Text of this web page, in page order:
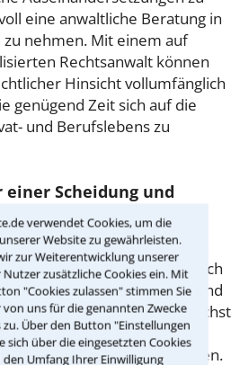
verwendet Cookies, um die
Website zu gewährleisten.
zur Weiterentwicklung unserer
zusätzliche Cookies ein. Mit
"Cookies zulassen" stimmen Sie
uns für die genannten Zwecke
Über den Button "Einstellungen
sich über die eingesetzten Cookies
Umfang Ihrer Einwilligung
eine anwaltliche Beratung in
zu nehmen. Mit einem auf
Rechtsanwalt können
Hinsicht vollumfänglich
genügend Zeit sich auf die
und Berufslebens zu
Scheidung und
Rat?
- auch in Sauerlach stehen
vor diesem Entschluss. Jedoch
eine Vielzahl von Fragen und
müssen die Ehegatten zunächst
bevor Sie den
überhaupt einreichen dürfen.